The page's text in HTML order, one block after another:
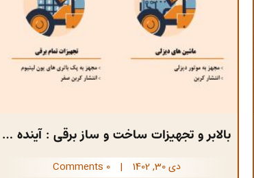
بالابر و تجهیزات ساخت و ساز برقی : آینده ماشین های سنگین
دی 30, 1402 |
0 Comments